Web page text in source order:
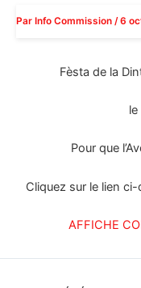
Par Info Commission /6
Fèsta de la
Pour que
Cliquez sur le lien
AFFICHE